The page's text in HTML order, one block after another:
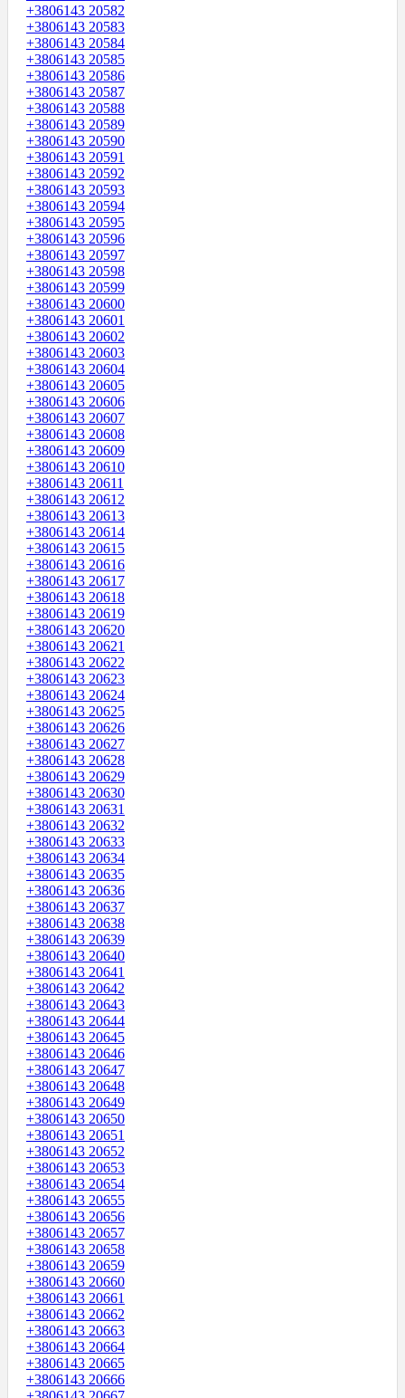
+3806143 20582
+3806143 20583
+3806143 20584
+3806143 20585
+3806143 20586
+3806143 20587
+3806143 20588
+3806143 20589
+3806143 20590
+3806143 20591
+3806143 20592
+3806143 20593
+3806143 20594
+3806143 20595
+3806143 20596
+3806143 20597
+3806143 20598
+3806143 20599
+3806143 20600
+3806143 20601
+3806143 20602
+3806143 20603
+3806143 20604
+3806143 20605
+3806143 20606
+3806143 20607
+3806143 20608
+3806143 20609
+3806143 20610
+3806143 20611
+3806143 20612
+3806143 20613
+3806143 20614
+3806143 20615
+3806143 20616
+3806143 20617
+3806143 20618
+3806143 20619
+3806143 20620
+3806143 20621
+3806143 20622
+3806143 20623
+3806143 20624
+3806143 20625
+3806143 20626
+3806143 20627
+3806143 20628
+3806143 20629
+3806143 20630
+3806143 20631
+3806143 20632
+3806143 20633
+3806143 20634
+3806143 20635
+3806143 20636
+3806143 20637
+3806143 20638
+3806143 20639
+3806143 20640
+3806143 20641
+3806143 20642
+3806143 20643
+3806143 20644
+3806143 20645
+3806143 20646
+3806143 20647
+3806143 20648
+3806143 20649
+3806143 20650
+3806143 20651
+3806143 20652
+3806143 20653
+3806143 20654
+3806143 20655
+3806143 20656
+3806143 20657
+3806143 20658
+3806143 20659
+3806143 20660
+3806143 20661
+3806143 20662
+3806143 20663
+3806143 20664
+3806143 20665
+3806143 20666